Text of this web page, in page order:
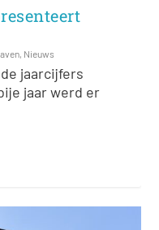
, Nieuws
jaarcijfers
jaar werd er